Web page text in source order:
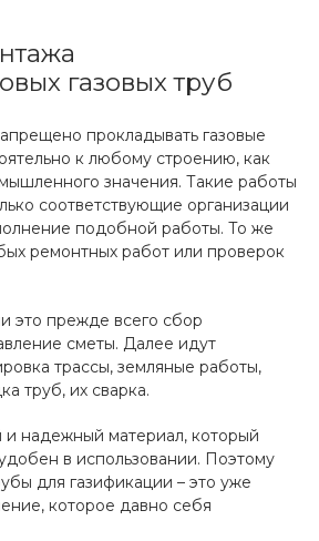
газовых труб
прокладывать газовые
к любому строению, как
значения. Такие работы
соответствующие организации
подобной работы. То же
ремонтных работ или проверок
это прежде всего сбор
сметы. Далее идут
трассы, земляные работы,
труб, их сварка.
надежный материал, который
в использовании. Поэтому
для газификации – это уже
которое давно себя